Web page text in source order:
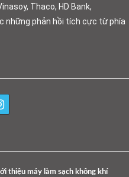
Thaco, HD Bank,
những phản hồi tích cực từ phía
thiệu máy làm sạch không khí